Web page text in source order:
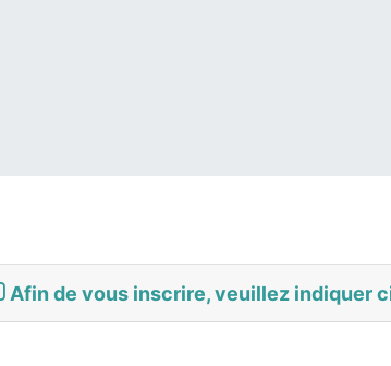
Afin de vous inscrire, veuillez indiquer